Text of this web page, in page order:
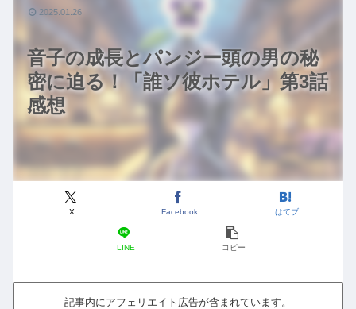
音子の成長とパンジー頭の男の秘
密に迫る！「誰ソ彼ホテル」第3話
感想
X Facebook はてブ
LINE コピー
2025.01.26
記事内にアフェリエイト広告が含まれています。